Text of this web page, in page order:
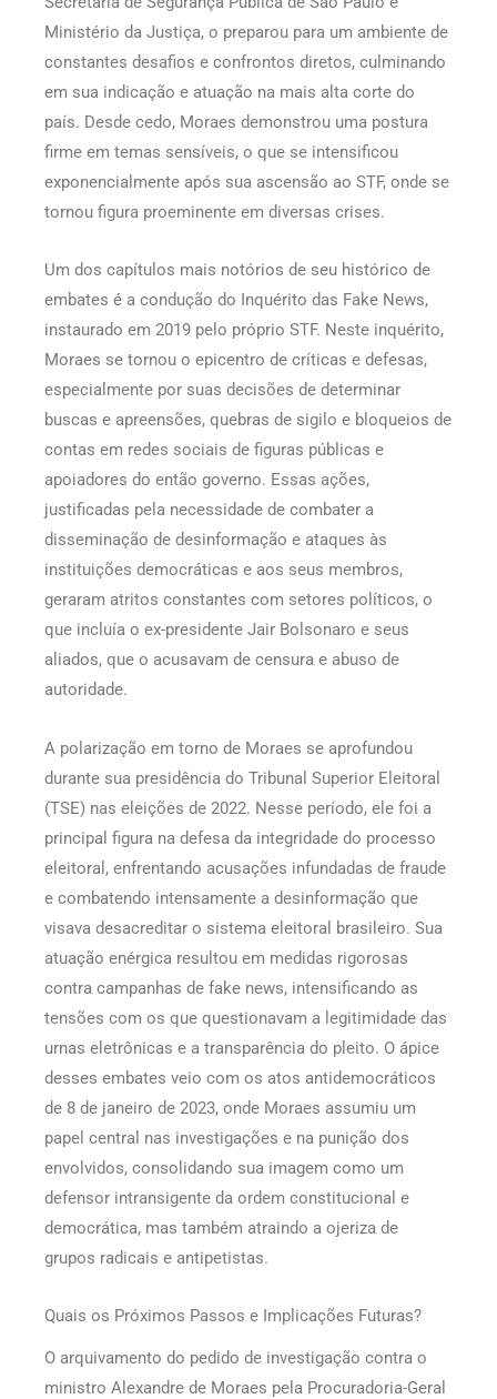
Ministério da Justiça, o preparou para um ambiente de
constantes desafios e confrontos diretos, culminando
em sua indicação e atuação na mais alta corte do
país. Desde cedo, Moraes demonstrou uma postura
firme em temas sensíveis, o que se intensificou
exponencialmente após sua ascensão ao STF, onde se
tornou figura proeminente em diversas crises.
Um dos capítulos mais notórios de seu histórico de
embates é a condução do Inquérito das Fake News,
instaurado em 2019 pelo próprio STF. Neste inquérito,
Moraes se tornou o epicentro de críticas e defesas,
especialmente por suas decisões de determinar
buscas e apreensões, quebras de sigilo e bloqueios de
contas em redes sociais de figuras públicas e
apoiadores do então governo. Essas ações,
justificadas pela necessidade de combater a
disseminação de desinformação e ataques às
instituições democráticas e aos seus membros,
geraram atritos constantes com setores políticos, o
que incluía o ex-presidente Jair Bolsonaro e seus
aliados, que o acusavam de censura e abuso de
autoridade.
A polarização em torno de Moraes se aprofundou
durante sua presidência do Tribunal Superior Eleitoral
(TSE) nas eleições de 2022. Nesse período, ele foi a
principal figura na defesa da integridade do processo
eleitoral, enfrentando acusações infundadas de fraude
e combatendo intensamente a desinformação que
visava desacreditar o sistema eleitoral brasileiro. Sua
atuação enérgica resultou em medidas rigorosas
contra campanhas de fake news, intensificando as
tensões com os que questionavam a legitimidade das
urnas eletrônicas e a transparência do pleito. O ápice
desses embates veio com os atos antidemocráticos
de 8 de janeiro de 2023, onde Moraes assumiu um
papel central nas investigações e na punição dos
envolvidos, consolidando sua imagem como um
defensor intransigente da ordem constitucional e
democrática, mas também atraindo a ojeriza de
grupos radicais e antipetistas.
Quais os Próximos Passos e Implicações Futuras?
O arquivamento do pedido de investigação contra o
ministro Alexandre de Moraes pela Procuradoria-Geral